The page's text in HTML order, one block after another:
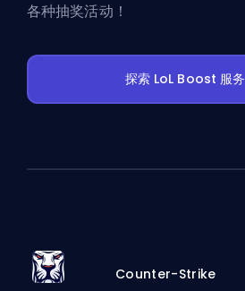
各种抽奖活动！
探索 LoL Boost 服务
Counter-Strike